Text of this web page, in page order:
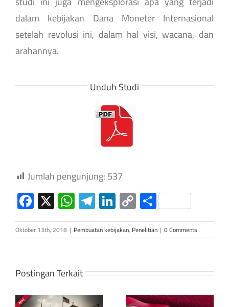
dalam kebijakan Dana Moneter Internasional
setelah revolusi ini, dalam hal visi, wacana, dan
arahannya.
Unduh Studi
Jumlah pengunjung:537
Facebook
X WhatsApp
Telegram
LinkedIn
Copy
Link
Share
Oktober 13th, 2018 | Pembuatan kebijakan, Penelitian | 0 Comments
Postingan Terkait
Pengetahuan
Perdebatan
pemisahan